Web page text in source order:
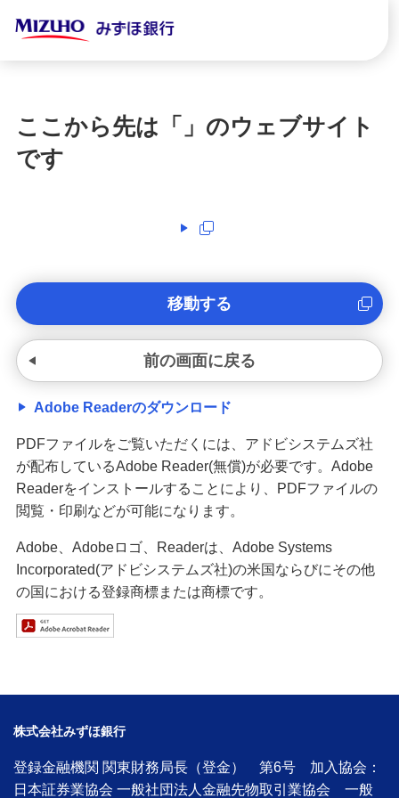
ここから先は「 」のウェブサイト
です
移動する
前の画面に戻る
Adobe Readerのダウンロード
PDFファイルをご覧いただくには、アドビシステムズ社
が配布しているAdobe Reader(無償)が必要です。Adobe
Readerをインストールすることにより、PDFファイルの
閲覧・印刷などが可能になります。
Adobe、Adobeロゴ、Readerは、Adobe Systems
Incorporated(アドビシステムズ社)の米国ならびにその他
の国における登録商標または商標です。
株式会社みずほ銀行
登録金融機関 関東財務局長（登金） 第6号 加入協会：
日本証券業協会 一般社団法人金融先物取引業協会 一般